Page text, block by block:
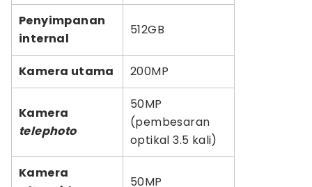
Penyimpanan
internal
512GB
Kamera utama 200MP
Kamera
telephoto
50MP
(pembesaran
optikal 3.5 kali)
Kamera
50MP